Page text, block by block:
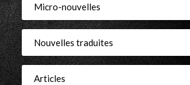
Micro-nouvelles
Nouvelles traduites
Articles